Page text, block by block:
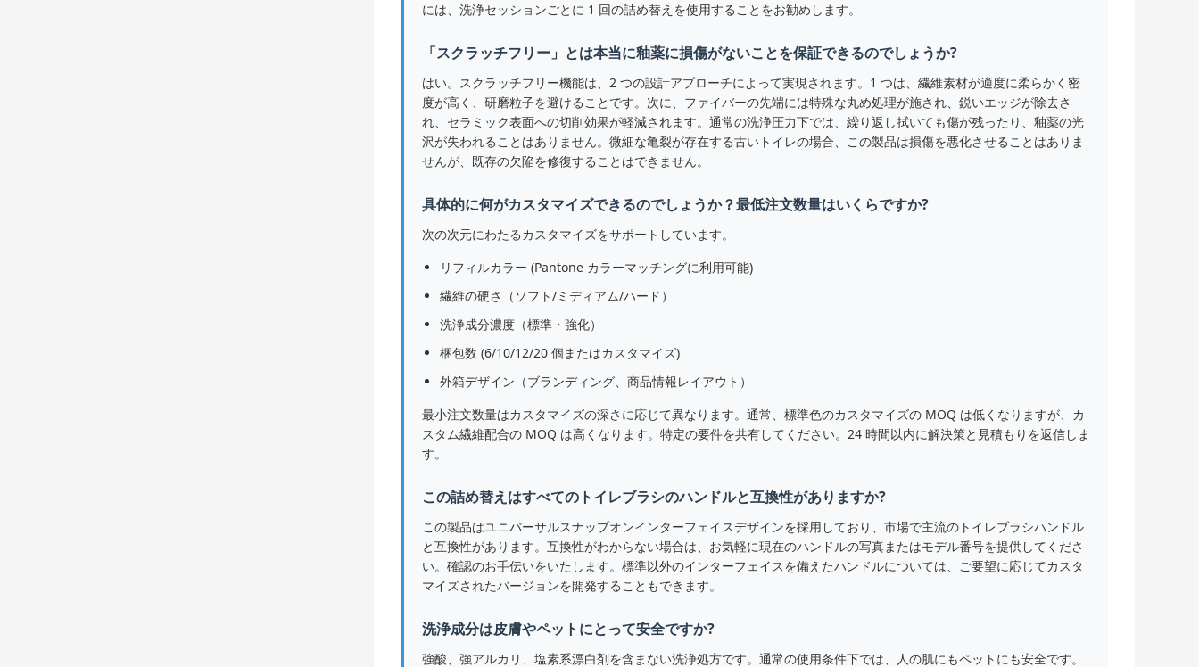
には、洗浄セッションごとに 1 回の詰め替えを使用することをお勧めします。
「スクラッチフリー」とは本当に釉薬に損傷がないことを保証できるのでしょうか?
はい。スクラッチフリー機能は、2 つの設計アプローチによって実現されます。1 つは、繊維素材が適度に柔らかく密
度が高く、研磨粒子を避けることです。次に、ファイバーの先端には特殊な丸め処理が施され、鋭いエッジが除去さ
れ、セラミック表面への切削効果が軽減されます。通常の洗浄圧力下では、繰り返し拭いても傷が残ったり、釉薬の光
沢が失われることはありません。微細な亀裂が存在する古いトイレの場合、この製品は損傷を悪化させることはありま
せんが、既存の欠陥を修復することはできません。
具体的に何がカスタマイズできるのでしょうか？最低注文数量はいくらですか?
次の次元にわたるカスタマイズをサポートしています。
リフィルカラー (Pantone カラーマッチングに利用可能)
繊維の硬さ（ソフト/ミディアム/ハード）
洗浄成分濃度（標準・強化）
梱包数 (6/10/12/20 個またはカスタマイズ)
外箱デザイン（ブランディング、商品情報レイアウト）
最小注文数量はカスタマイズの深さに応じて異なります。通常、標準色のカスタマイズの MOQ は低くなりますが、カ
スタム繊維配合の MOQ は高くなります。特定の要件を共有してください。24 時間以内に解決策と見積もりを返信しま
す。
この詰め替えはすべてのトイレブラシのハンドルと互換性がありますか?
この製品はユニバーサルスナップオンインターフェイスデザインを採用しており、市場で主流のトイレブラシハンドル
と互換性があります。互換性がわからない場合は、お気軽に現在のハンドルの写真またはモデル番号を提供してくださ
い。確認のお手伝いをいたします。標準以外のインターフェイスを備えたハンドルについては、ご要望に応じてカスタ
マイズされたバージョンを開発することもできます。
洗浄成分は皮膚やペットにとって安全ですか?
強酸、強アルカリ、塩素系漂白剤を含まない洗浄処方です。通常の使用条件下では、人の肌にもペットにも安全です。